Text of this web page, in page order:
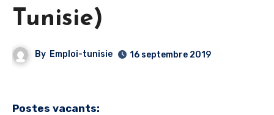
Tunisie)
By Emploi-tunisie 16 septembre 2019
Postes vacants: